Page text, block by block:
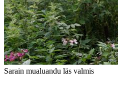
Sarain mualuandu läs valmis